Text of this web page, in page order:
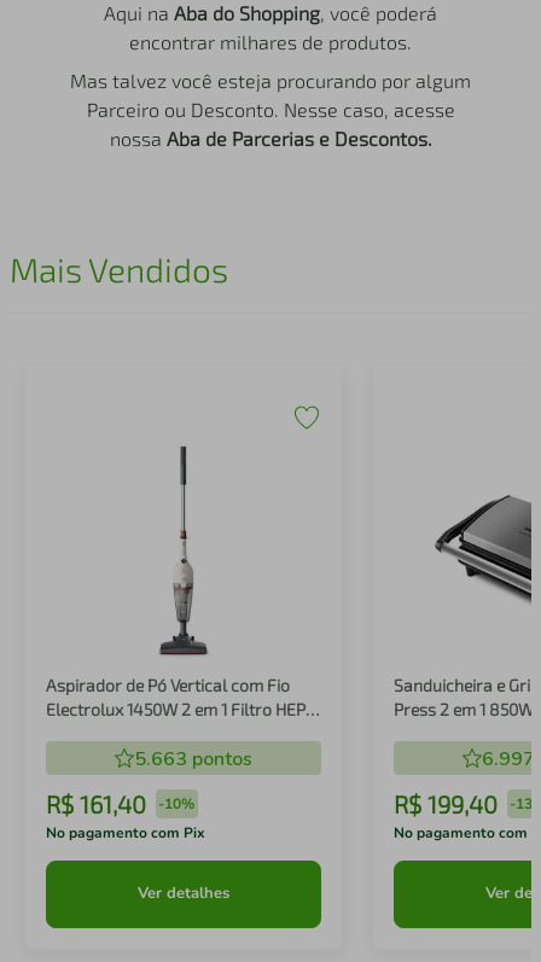
Aqui na Aba do Shopping, você poderá
encontrar milhares de produtos.
Mas talvez você esteja procurando por algum
Parceiro ou Desconto. Nesse caso, acesse
nossa Aba de Parcerias e Descontos.
Mais Vendidos
Aspirador de Pó Vertical com Fio
Electrolux 1450W 2 em 1 Filtro HEPA
5.663 pontos
R$ 161,40 -10%
No pagamento com Pix
Ver detalhes
Sanduicheira e
Press 2 em 1 850W
6.997
R$ 199,40 -
No pagamento com
Ver